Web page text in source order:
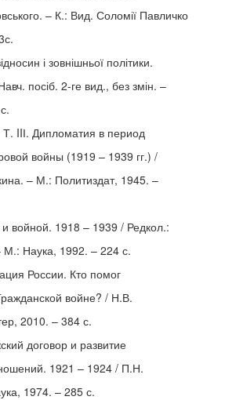
– К.: Вид. Соломії Павличко
і зовнішньої політики.
посіб. 2-ге вид., без змін. –
IIІ. Дипломатия в период
войны (1919 – 1939 гг.) /
– М.: Политиздат, 1945. –
войной. 1918 – 1939 / Редкол.:
Наука, 1992. – 224 с.
России. Кто помог
войне? / Н.В.
2010. – 384 с.
договор и развитие
1921 – 1924 / П.Н.
1974. – 285 с.